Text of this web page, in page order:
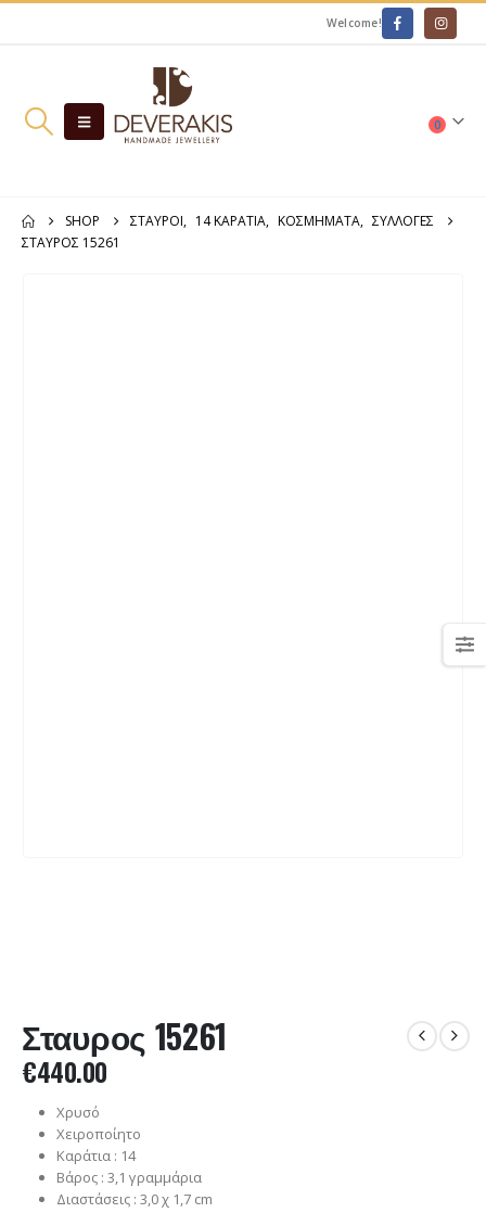
Welcome!
0
SHOP ΣΤΑΥΡΟΊ, 14 ΚΑΡΆΤΙΑ, ΚΟΣΜΗΜΑΤΑ, ΣΥΛΛΟΓΕΣ
ΣΤΑΥΡΟΣ 15261
Σταυρος 15261
€440.00
Χρυσό
Χειροποίητο
Καράτια : 14
Βάρος : 3,1 γραμμάρια
Διαστάσεις : 3,0 χ 1,7 cm